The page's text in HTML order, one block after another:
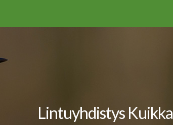
Lintuyhdistys